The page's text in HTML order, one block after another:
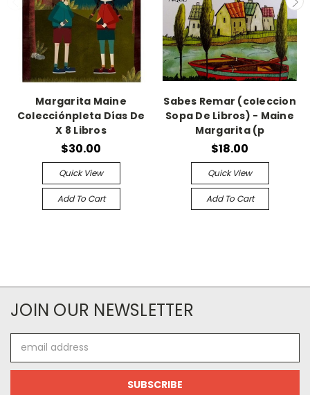
Margarita Maine
Colecciónpleta Días De
X 8 Libros
$30.00
Quick View
Add To Cart
Sabes Remar (coleccion
Sopa De Libros) - Maine
Margarita (p
$18.00
Quick View
Add To Cart
JOIN OUR NEWSLETTER
Address